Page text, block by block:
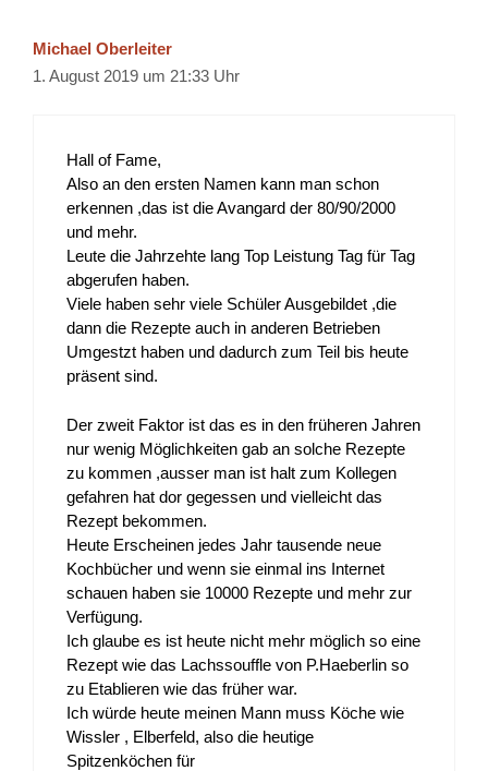
Michael Oberleiter
1. August 2019 um 21:33 Uhr
Hall of Fame,
Also an den ersten Namen kann man schon
erkennen ,das ist die Avangard der 80/90/2000
und mehr.
Leute die Jahrzehte lang Top Leistung Tag für Tag
abgerufen haben.
Viele haben sehr viele Schüler Ausgebildet ,die
dann die Rezepte auch in anderen Betrieben
Umgestzt haben und dadurch zum Teil bis heute
präsent sind.
Der zweit Faktor ist das es in den früheren Jahren
nur wenig Möglichkeiten gab an solche Rezepte
zu kommen ,ausser man ist halt zum Kollegen
gefahren hat dor gegessen und vielleicht das
Rezept bekommen.
Heute Erscheinen jedes Jahr tausende neue
Kochbücher und wenn sie einmal ins Internet
schauen haben sie 10000 Rezepte und mehr zur
Verfügung.
Ich glaube es ist heute nicht mehr möglich so eine
Rezept wie das Lachssouffle von P.Haeberlin so
zu Etablieren wie das früher war.
Ich würde heute meinen Mann muss Köche wie
Wissler , Elberfeld, also die heutige
Spitzenköchen für